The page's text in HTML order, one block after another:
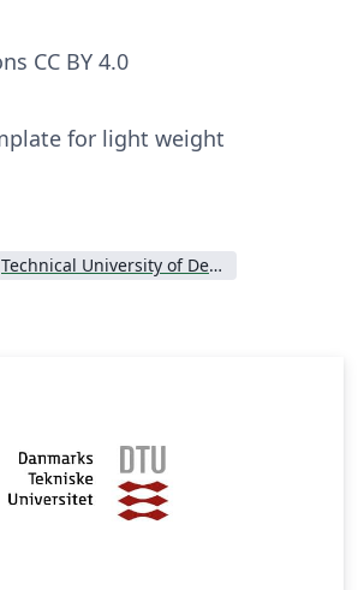
CC BY 4.0
for light weight
Technical University of Denmark